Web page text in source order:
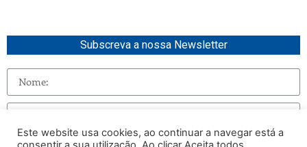
Subscreva a nossa Newsletter
Este website usa cookies, ao continuar a navegar está a